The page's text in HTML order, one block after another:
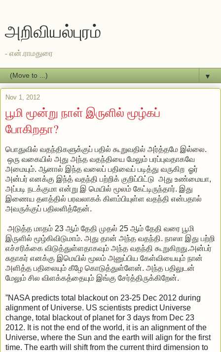
அறிவியல்புரம்
- என்.ராமதுரை
▼
Nov 1, 2012
பூமி மூன்று நாள் இருளில் மூழ்கப்
போகிறதா?
பொதுவில் வதந்திகளுக்குப் பதில் கூறுவதில் அர்த்தமே இல்லை.
ஒரு வகையில் அது அந்த வதந்தியை மேலும் பரப்புவதாகவே
அமையும். ஆனால் இந்த வலைப் பதிவைப் படித்து வருகிற ஓர்
அன்பர் எனக்கு இந்த் வதந்தி பற்றிக் குறிப்பிட்டு அது உண்மையா,
அப்படி நடக்குமா என்று இ மெயில் மூலம் கேட்டிருந்தார். இது
இணைய தளத்தில் பரவலாகக் கிளம்பியுள்ள வதந்தி என்பதால்
அவருக்குப் பதிலளித்தேன்.
அடுத்த மாதம் 23 ஆம் தேதி முதல் 25 ஆம் தேதி வரை பூமி
இருளில் மூழ்கிவிடுமாம். அது தான் அந்த வதந்தி. நாஸா இது பற்றி
எச்சரிக்கை விடுத்துள்ளதாகவும் அந்த வதந்தி கூறுகிறது.அன்பர்
சுதாகர் எனக்கு இமெயில் மூலம் அனுப்பிய கேள்வியையும் நான்
அளித்த பதிலையும் கீழே கொடுத்துள்ளேன். அந்த பதிலுடன்
மேலும் சில விளக்கத்தையும் இங்கு சேர்த்திருக்கிறேன்.
”NASA predicts total blackout on 23-25 Dec 2012 during
alignment of Universe. US scientists predict Universe
change, total blackout of planet for 3 days from Dec 23
2012. It is not the end of the world, it is an alignment of the
Universe, where the Sun and the earth will align for the first
time. The earth will shift from the current third dimension to